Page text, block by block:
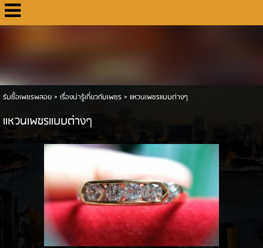
รับซื้อเพชรพลอย> เรื่องน่ารู้เกี่ยวกับเพชร> แหวนเพชรแบบต่างๆ
แหวนเพชรแบบต่างๆ